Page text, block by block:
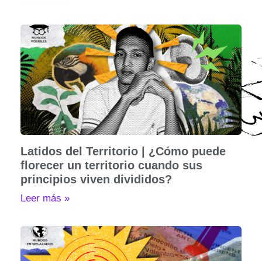
Latidos del Territorio | ¿Cómo puede
florecer un territorio cuando sus
principios viven divididos?
Leer más »